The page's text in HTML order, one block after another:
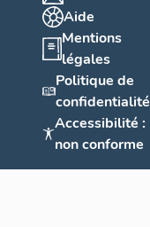
Aide
Mentions
légales
Politique de
confidentialité
Accessibilité :
non conforme